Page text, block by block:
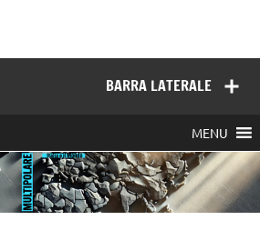
BARRA LATERALE
MENU